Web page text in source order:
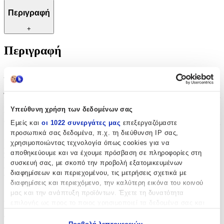
Υπεύθυνη χρήση των δεδομένων σας
Εμείς και οι 1022 συνεργάτες μας επεξεργαζόμαστε
προσωπικά σας δεδομένα, π.χ. τη διεύθυνση IP σας,
χρησιμοποιώντας τεχνολογία όπως cookies για να
αποθηκεύουμε και να έχουμε πρόσβαση σε πληροφορίες στη
συσκευή σας, με σκοπό την προβολή εξατομικευμένων
διαφημίσεων και περιεχομένου, τις μετρήσεις σχετικά με
διαφημίσεις και περιεχόμενο, την καλύτερη εικόνα του κοινού
μας και την ανάπτυξη προϊόντων. Έχετε τη δυνατότητα
Περιγραφή
+
Περιγραφή
Με λίγα λόγια...
λειτουργικότητα, το μπρελόκ αυτό είναι ιδανικό για όσους θέλουν
να οργανώσουν τα κλειδιά τους με στυλ. Κατασκευασμένο με
προσοχή στη λεπτομέρεια, προσφέρει ανθεκτικότητα και
μακροχρόνια χρήση, ενώ το διακριτικό του σχέδιο το καθιστά
κατάλληλο για κάθε περίσταση. Είτε πρόκειται για καθημερινή
χρήση είτε για ένα ιδιαίτερο δώρο, αυτό το μπρελόκ προσθέτει μια
πινελιά κομψότητας στην καθημερινότητά σας. Αναβαθμίστε την
οργάνωση των κλειδιών σας με ένα αξεσουάρ που ξεχωρίζει για
την ποιότητα και την αισθητική του.
Χαρακτηριστικά